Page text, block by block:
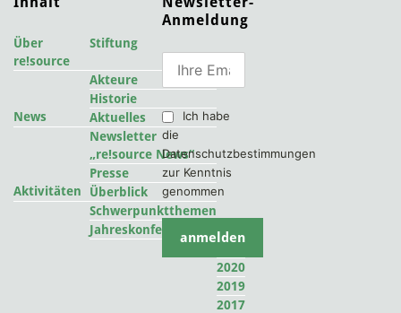
Über
re!source
Stiftung
Akteure
Historie
News
Aktuelles
Newsletter
„re!source News“
Presse
Aktivitäten
Überblick
Schwerpunktthemen
Jahreskonferenzen
2022
2020
2019
2017
Anmeldung
Ich habe
die
Datenschutzbestimmungen
zur Kenntnis
genommen